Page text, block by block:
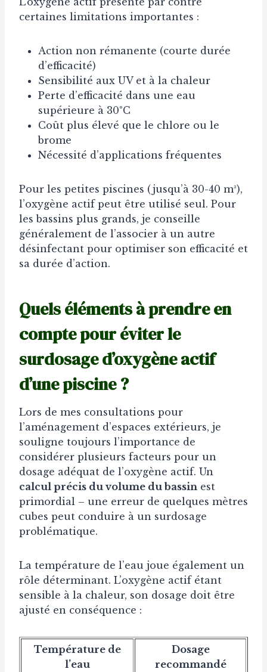
certaines limitations importantes :
Action non rémanente (courte durée
d’efficacité)
Sensibilité aux UV et à la chaleur
Perte d’efficacité dans une eau
supérieure à 30°C
Coût plus élevé que le chlore ou le
brome
Nécessité d’applications fréquentes
Pour les petites piscines (jusqu’à 30-40 m³),
l’oxygène actif peut être utilisé seul. Pour
les bassins plus grands, je conseille
généralement de l’associer à un autre
désinfectant pour optimiser son efficacité et
sa durée d’action.
Quels éléments à prendre en
compte pour éviter le
surdosage d’oxygène actif
d’une piscine ?
Lors de mes consultations pour
l’aménagement d’espaces extérieurs, je
souligne toujours l’importance de
considérer plusieurs facteurs pour un
dosage adéquat de l’oxygène actif. Un
calcul précis du volume du bassin est
primordial – une erreur de quelques mètres
cubes peut conduire à un surdosage
problématique.
La température de l’eau joue également un
rôle déterminant. L’oxygène actif étant
sensible à la chaleur, son dosage doit être
ajusté en conséquence :
Température de
l’eau
Dosage
recommandé